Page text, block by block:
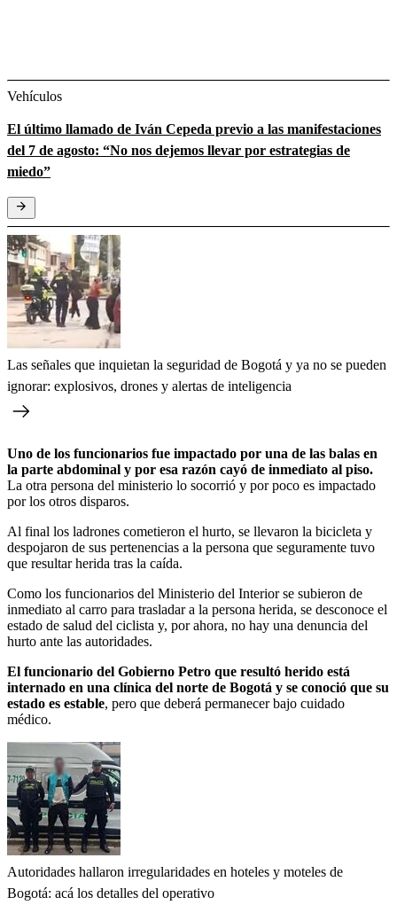
Vehículos
El último llamado de Iván Cepeda previo a las manifestaciones
del 7 de agosto: “No nos dejemos llevar por estrategias de
miedo”
Las señales que inquietan la seguridad de Bogotá y ya no se pueden
ignorar: explosivos, drones y alertas de inteligencia
Uno de los funcionarios fue impactado por una de las balas en
la parte abdominal y por esa razón cayó de inmediato al piso.
La otra persona del ministerio lo socorrió y por poco es impactado
por los otros disparos.
Al final los ladrones cometieron el hurto, se llevaron la bicicleta y
despojaron de sus pertenencias a la persona que seguramente tuvo
que resultar herida tras la caída.
Como los funcionarios del Ministerio del Interior se subieron de
inmediato al carro para trasladar a la persona herida, se desconoce el
estado de salud del ciclista y, por ahora, no hay una denuncia del
hurto ante las autoridades.
El funcionario del Gobierno Petro que resultó herido está
internado en una clínica del norte de Bogotá y se conoció que su
estado es estable, pero que deberá permanecer bajo cuidado
médico.
Autoridades hallaron irregularidades en hoteles y moteles de
Bogotá: acá los detalles del operativo